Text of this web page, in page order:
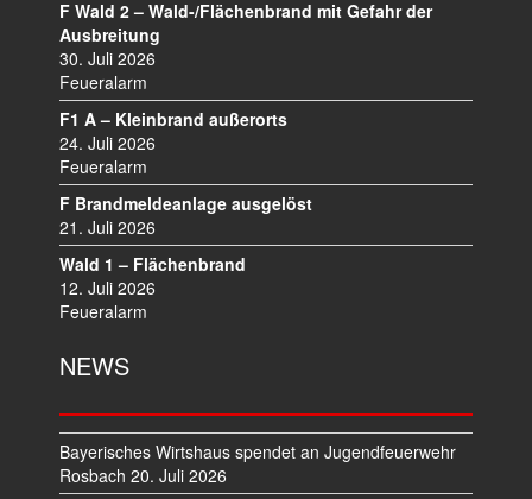
F Wald 2 – Wald-/Flächenbrand mit Gefahr der
Ausbreitung
30. Juli 2026
Feueralarm
F1 A – Kleinbrand außerorts
24. Juli 2026
Feueralarm
F Brandmeldeanlage ausgelöst
21. Juli 2026
Wald 1 – Flächenbrand
12. Juli 2026
Feueralarm
NEWS
Bayerisches Wirtshaus spendet an Jugendfeuerwehr
Rosbach 20. Juli 2026